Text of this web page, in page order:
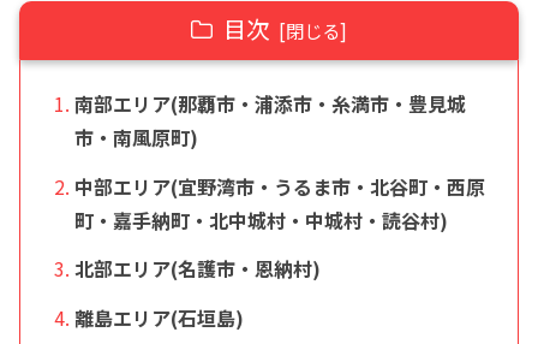
目次
南部エリア(那覇市・浦添市・糸満市・豊見城
市・南風原町)
中部エリア(宜野湾市・うるま市・北谷町・西原
町・嘉手納町・北中城村・中城村・読谷村)
北部エリア(名護市・恩納村)
離島エリア(石垣島)